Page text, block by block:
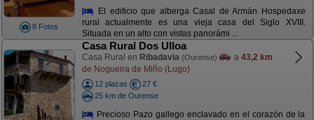
8 Fotos
El edificio que alberga Casal de Armán Hospedaxe
rural actualmente es una vieja casa del Siglo XVIII.
Situada en un alto con vistas panorámi ...
Casa Rural Dos Ulloa
Casa Rural en Ribadavia (Ourense) a 43,2 km
de Nogueira de Miño (Lugo)
12 plazas
27 €
25 km de Ourense
Precioso Pazo gallego enclavado en el corazón de la